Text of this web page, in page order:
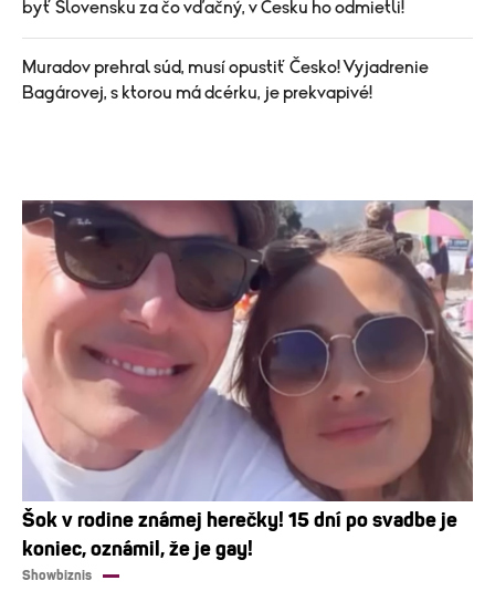
byť Slovensku za čo vďačný, v Česku ho odmietli!
Muradov prehral súd, musí opustiť Česko! Vyjadrenie
Bagárovej, s ktorou má dcérku, je prekvapivé!
Šok v rodine známej herečky! 15 dní po svadbe je
koniec, oznámil, že je gay!
Showbiznis